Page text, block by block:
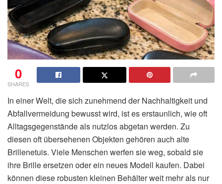
0
SHARES
In einer Welt, die sich zunehmend der Nachhaltigkeit und
Abfallvermeidung bewusst wird, ist es erstaunlich, wie oft
Alltagsgegenstände als nutzlos abgetan werden. Zu
diesen oft übersehenen Objekten gehören auch alte
Brillenetuis. Viele Menschen werfen sie weg, sobald sie
ihre Brille ersetzen oder ein neues Modell kaufen. Dabei
können diese robusten kleinen Behälter weit mehr als nur